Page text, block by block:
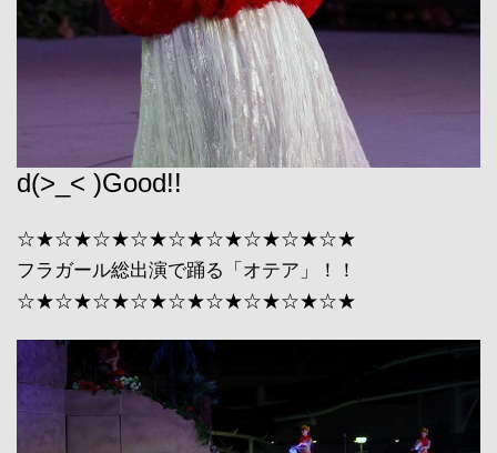
d(>_< )Good!!
☆★☆★☆★☆★☆★☆★☆★☆★☆★
フラガール総出演で踊る「オテア」！！
☆★☆★☆★☆★☆★☆★☆★☆★☆★